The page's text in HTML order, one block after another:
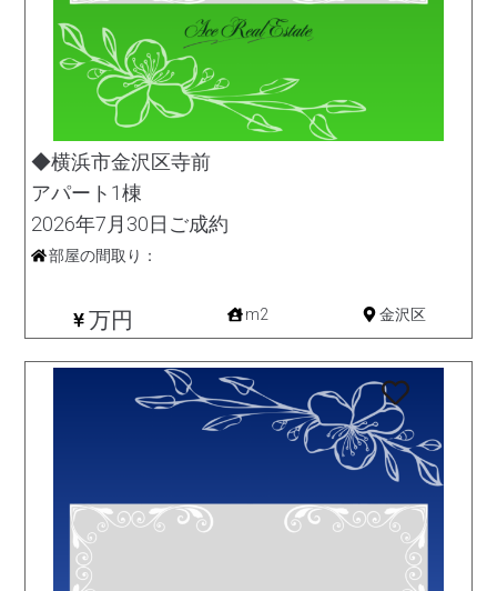
◆横浜市金沢区寺前
アパート1棟
2026年7月30日ご成約
部屋の間取り：
万円 m2 金沢区